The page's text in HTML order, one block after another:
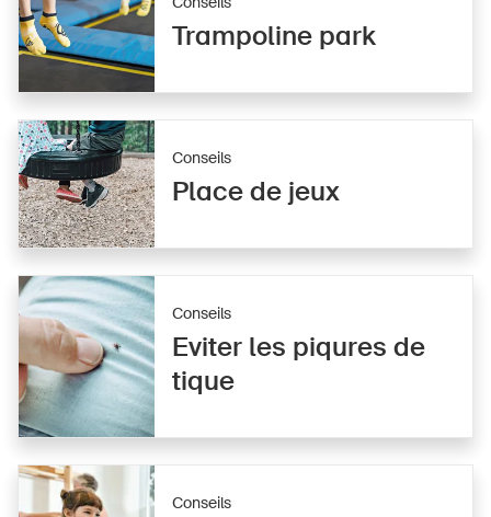
Trampoline park
Conseils
Place de jeux
Conseils
Eviter les piqures de
tique
Conseils